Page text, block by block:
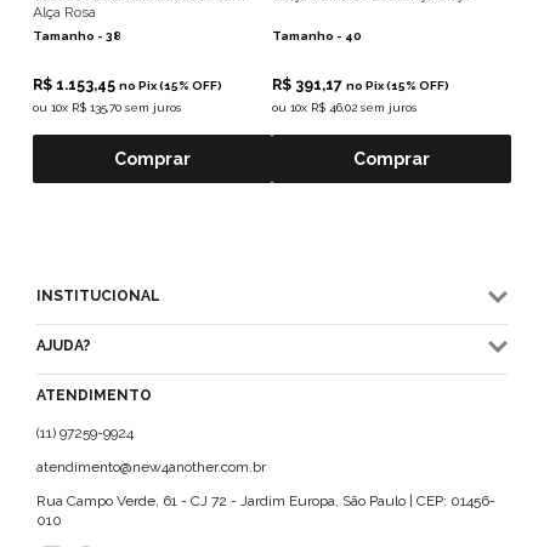
Alça Rosa
Tamanho - 38
R$ 1.153,45 no Pix (15% OFF)
ou 10x R$ 135,70 sem juros
Comprar
Tamanho - 40
R$ 391,17 no Pix (15% OFF)
ou 10x R$ 46,02 sem juros
Comprar
INSTITUCIONAL
AJUDA?
ATENDIMENTO
(11) 97259-9924
atendimento@new4another.com.br
Rua Campo Verde, 61 - CJ 72 - Jardim Europa, São Paulo | CEP: 01456-
010